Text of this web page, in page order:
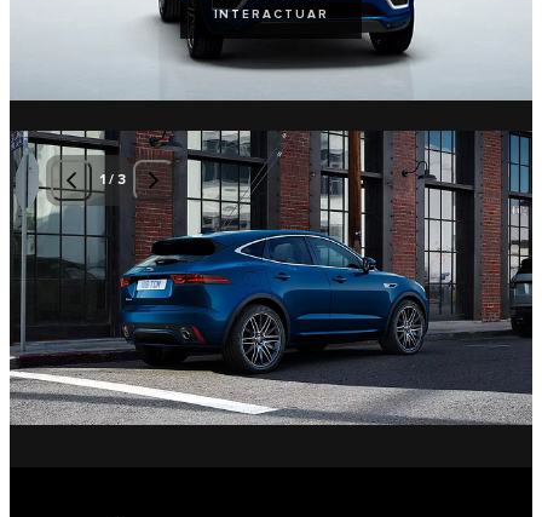
INTERACTUAR
1/ 3